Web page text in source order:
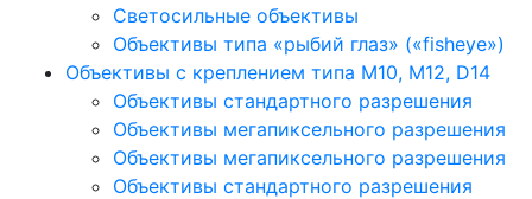
Светосильные объективы
Объективы типа «рыбий глаз» («fisheye»)
Объективы с креплением типа M10, M12, D14
Объективы стандартного разрешения
Объективы мегапиксельного разрешения
Объективы мегапиксельного разрешения
Объективы стандартного разрешения